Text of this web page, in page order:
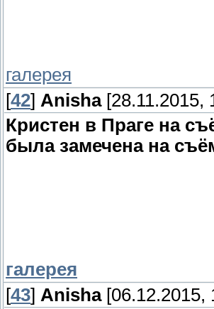
галерея
[42] Anisha[28.11.2015,
Кристен в Праге на
была замечена на
галерея
[43] Anisha[06.12.2015,